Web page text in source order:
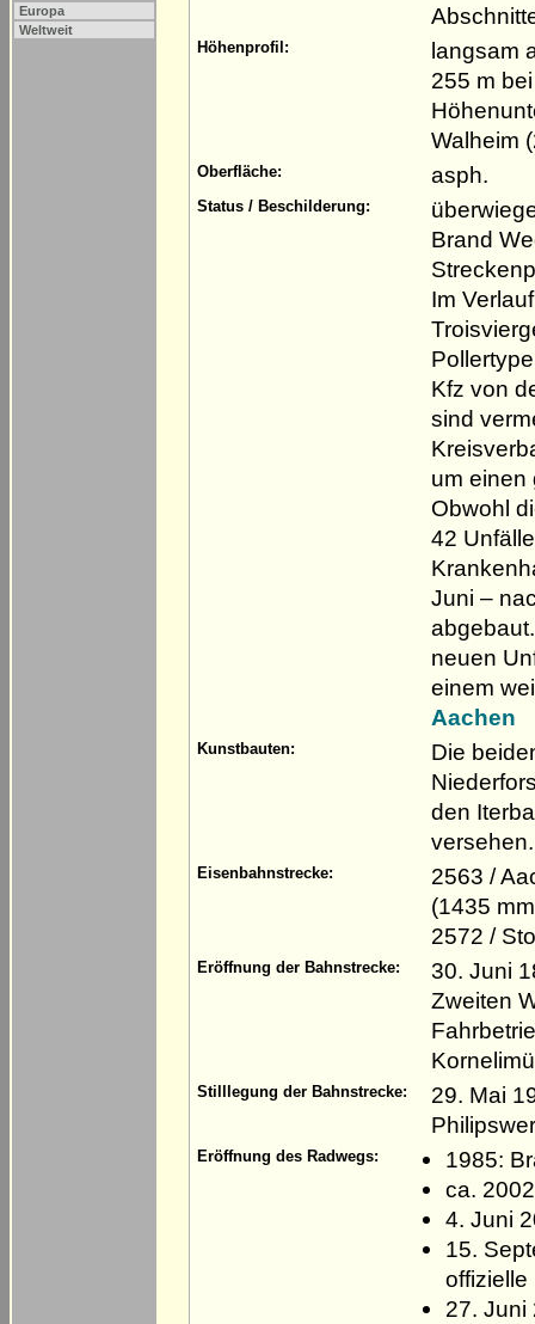
Europa
Weltweit
Höhenprofil:
langsam
255 m
Walheim
Oberfläche: asph.
Status / Beschilderung:
Brand
Im
Kfz von
sind
um einen
Obwohl
42
Juni –
neuen
einem
Aachen
Kunstbauten:
Die
den
versehen.
Eisenbahnstrecke:
2563 /
(1435
2572 /
Eröffnung der Bahnstrecke:
30. Juni
Zweiten
Stilllegung der Bahnstrecke:
29. Mai
Eröffnung des Radwegs:
1985:
ca.
4. Juni
15.
offizielle
27. Juni